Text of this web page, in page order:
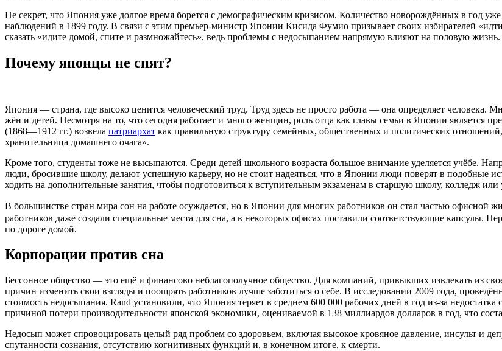
Не секрет, что Япония уже долгое время борется с демографическим кризисом. Количество новорождённых в год
наблюдений в 1899 году. В связи с этим премьер-министр Японии Кисида Фумио призывает своих избирателей
сказать «идите домой, спите и размножайтесь», ведь проблемы с недосыпанием напрямую влияют на половую жизнь.
Почему японцы не спят?
Япония — страна, где высоко ценится человеческий труд. Труд здесь не просто работа — она определяет человека.
жён и детей. Несмотря на то, что сегодня работает и много женщин, роль отца как главы семьи в Японии является
(1868—1912 гг.) возвела патриархат как правильную структуру семейных, общественных и политических
хранительница домашнего очага».
Кроме того, студенты тоже не высыпаются. Среди детей школьного возраста большое внимание уделяется учёбе.
люди, бросившие школу, делают успешную карьеру, но не стоит надеяться, что в Японии люди поверят в подобные
ходить на дополнительные занятия, чтобы подготовиться к вступительным экзаменам в старшую школу, колледж или
В большинстве стран мира сон на работе осуждается, но в Японии для многих работников он стал частью офисной
работников даже создали специальные места для сна, а в некоторых офисах поставили соответствующие капсулы.
по дороге домой.
Корпорации против сна
Бессонное общество — это ещё и финансово неблагополучное общество. Для компаний, привыкших извлекать из
причин изменить свои взгляды и поощрять работников лучше заботиться о себе. В исследовании 2009 года,
стоимость недосыпания. Rand установили, что Япония теряет в среднем 600 000 рабочих дней в год из-за
причиной потери производительности японской экономики, оцениваемой в 138 миллиардов долларов в год, что
Недосып может спровоцировать целый ряд проблем со здоровьем, включая высокое кровяное давление, инсульт и
спутанности сознания, отсутствию когнитивных функций и, в конечном итоге, к смерти.